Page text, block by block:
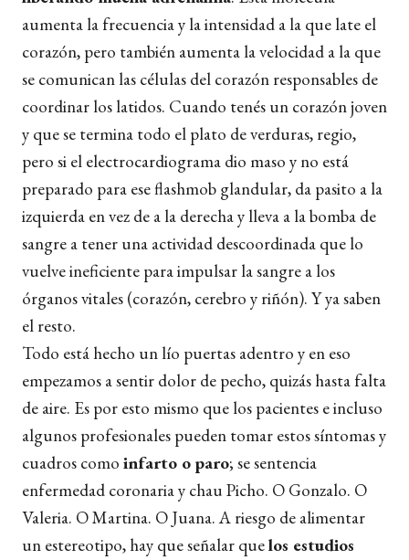
aumenta la frecuencia y la intensidad a la que late el
corazón, pero también aumenta la velocidad a la que
se comunican las células del corazón responsables de
coordinar los latidos. Cuando tenés un corazón joven
y que se termina todo el plato de verduras, regio,
pero si el electrocardiograma dio maso y no está
preparado para ese flashmob glandular, da pasito a la
izquierda en vez de a la derecha y lleva a la bomba de
sangre a tener una actividad descoordinada que lo
vuelve ineficiente para impulsar la sangre a los
órganos vitales (corazón, cerebro y riñón). Y ya saben
el resto.
Todo está hecho un lío puertas adentro y en eso
empezamos a sentir dolor de pecho, quizás hasta falta
de aire. Es por esto mismo que los pacientes e incluso
algunos profesionales pueden tomar estos síntomas y
cuadros como infarto o paro; se sentencia
enfermedad coronaria y chau Picho. O Gonzalo. O
Valeria. O Martina. O Juana. A riesgo de alimentar
un estereotipo, hay que señalar quelos estudios